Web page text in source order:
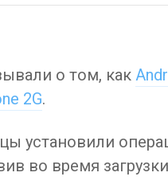
о том, как
2G.
установили
во время